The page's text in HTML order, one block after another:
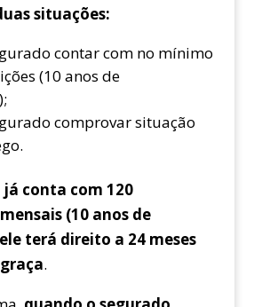
situações:
contar com no mínimo
(10 anos de
comprovar situação
já conta com 120
(10 anos de
terá direito a 24 meses
.